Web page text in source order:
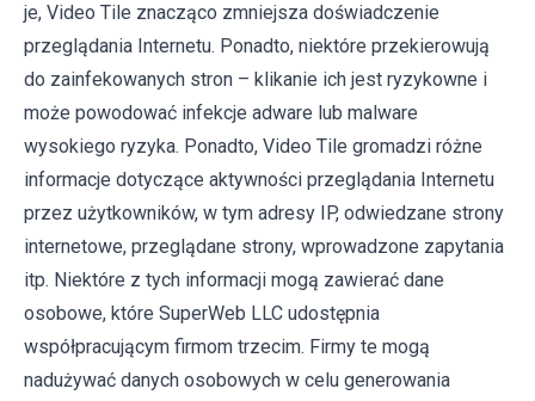
je, Video Tile znacząco zmniejsza doświadczenie
przeglądania Internetu. Ponadto, niektóre przekierowują
do zainfekowanych stron – klikanie ich jest ryzykowne i
może powodować infekcje adware lub malware
wysokiego ryzyka. Ponadto, Video Tile gromadzi różne
informacje dotyczące aktywności przeglądania Internetu
przez użytkowników, w tym adresy IP, odwiedzane strony
internetowe, przeglądane strony, wprowadzone zapytania
itp. Niektóre z tych informacji mogą zawierać dane
osobowe, które SuperWeb LLC udostępnia
współpracującym firmom trzecim. Firmy te mogą
nadużywać danych osobowych w celu generowania